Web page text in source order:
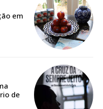
para
em
de